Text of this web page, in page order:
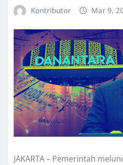
Kontributor Mar 9,
JAKARTA – Pemerintah